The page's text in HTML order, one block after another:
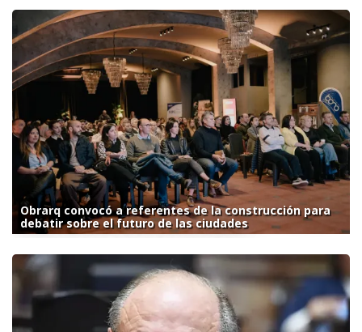
Obrarq convocó a referentes de la construcción para
debatir sobre el futuro de las ciudades